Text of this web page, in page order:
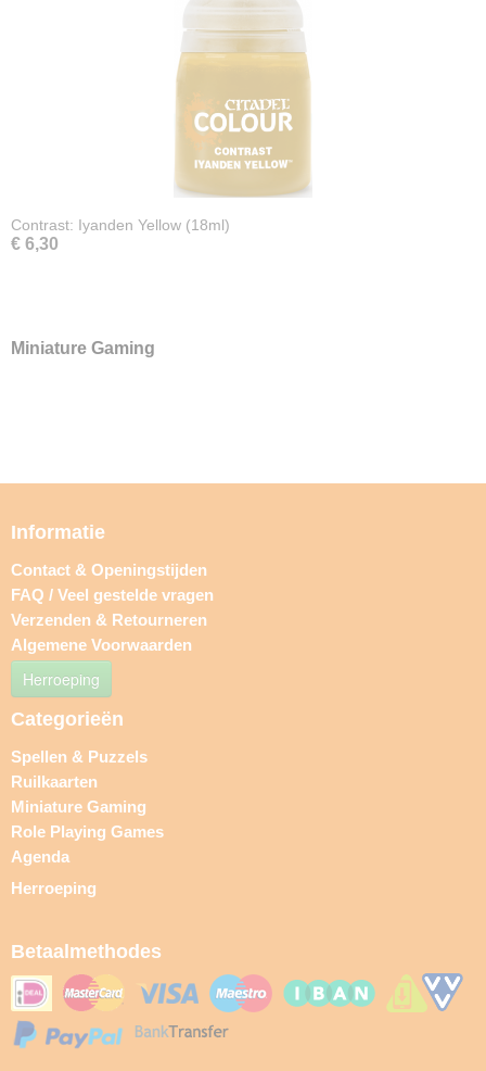
Contrast: Iyanden Yellow (18ml)
€ 6,30
Miniature Gaming
Informatie
Contact & Openingstijden
FAQ / Veel gestelde vragen
Verzenden & Retourneren
Algemene Voorwaarden
Herroeping
Categorieën
Spellen & Puzzels
Ruilkaarten
Miniature Gaming
Role Playing Games
Agenda
Herroeping
Betaalmethodes